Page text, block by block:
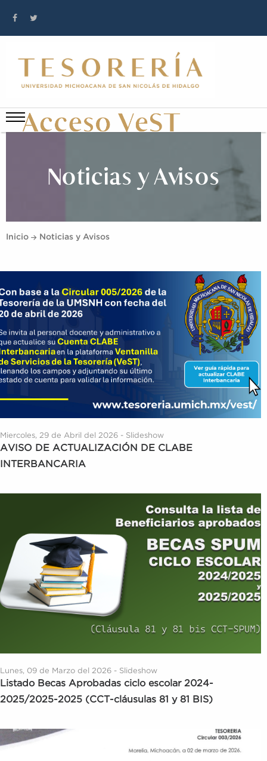
Noticias y Avisos
Inicio Noticias y Avisos
Miercoles, 29 de Abril del 2026 - Slideshow
AVISO DE ACTUALIZACIÓN DE CLABE
INTERBANCARIA
Lunes, 09 de Marzo del 2026 - Slideshow
Listado Becas Aprobadas ciclo escolar 2024-
2025/2025-2025 (CCT-cláusulas 81 y 81 BIS)